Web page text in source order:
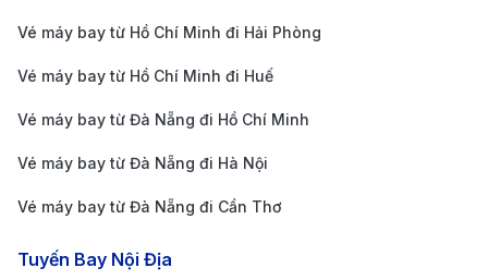
hãng hàng không, các chuyến bay trong ngày, cũng
như lịch trình bay hàng tháng. Đồng thời, hãy thường
xuyên cập nhật các chương trình khuyến mãi giá vé từ
kiệm hàng tháng đến Sri Lanka. So sánh giá vé cũng
giúp hành khách chọn được chuyến bay phù hợp
nhất với lịch trình ghé thăm đảo quốc xinh đẹp này.
Vé máy bay từ Hồ Chí Minh đi Hải Phòng
Vé máy bay từ Hồ Chí Minh đi Huế
Vé máy bay từ Đà Nẵng đi Hồ Chí Minh
Vé máy bay từ Đà Nẵng đi Hà Nội
Vé máy bay từ Đà Nẵng đi Cần Thơ
Tuyến Bay Nội Địa